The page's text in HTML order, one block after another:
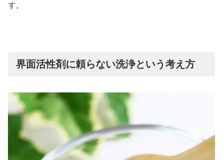
す。
界面活性剤に頼らない洗浄という考え方